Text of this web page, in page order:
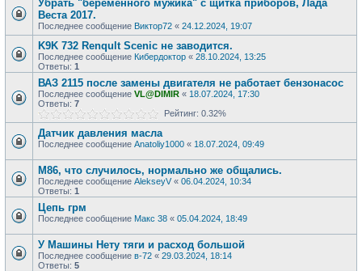
Убрать "беременного мужика" с щитка приборов, Лада
Веста 2017.
Последнее сообщение Виктор72 « 24.12.2024, 19:07
K9K 732 Renqult Scenic не заводится.
Последнее сообщение Кибердоктор « 28.10.2024, 13:25
Ответы: 1
ВАЗ 2115 после замены двигателя не работает бензонасос
Последнее сообщение VL@DIMIR « 18.07.2024, 17:30
Ответы: 7
Рейтинг: 0.32%
Датчик давления масла
Последнее сообщение Anatoliy1000 « 18.07.2024, 09:49
M86, что случилось, нормально же общались.
Последнее сообщение AlekseyV« 06.04.2024, 10:34
Ответы: 1
Цепь грм
Последнее сообщение Макс 38 « 05.04.2024, 18:49
У Машины Нету тяги и расход большой
Последнее сообщение в-72 « 29.03.2024, 18:14
Ответы: 5